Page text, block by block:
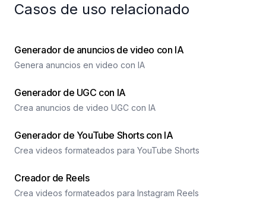
Casos de uso relacionado
Generador de anuncios de video con IA
Genera anuncios en video con IA
Generador de UGC con IA
Crea anuncios de video UGC con IA
Generador de YouTube Shorts con IA
Crea videos formateados para YouTube Shorts
Creador de Reels
Crea videos formateados para Instagram Reels